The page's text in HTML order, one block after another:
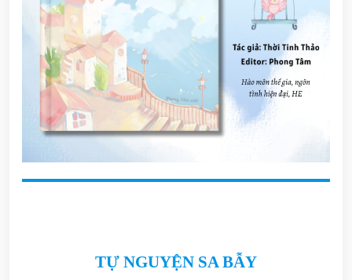
TỰ NGUYỆN SA BẪY